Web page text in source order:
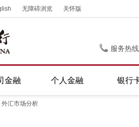
无障碍浏览 关怀版
服务热
金融 个人金融 银行
外汇市场分析